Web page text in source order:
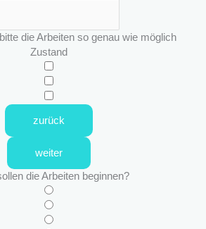
die Arbeiten so genau wie möglich
Zustand
zurück
weiter
die Arbeiten beginnen?